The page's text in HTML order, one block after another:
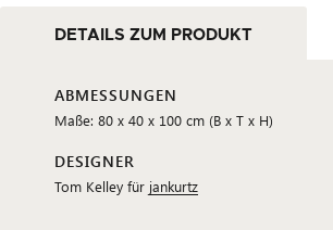
DETAILS ZUM PRODUKT
ABMESSUNGEN
Maße: 80 x 40 x 100 cm (B x T x H)
DESIGNER
Tom Kelley für jankurtz